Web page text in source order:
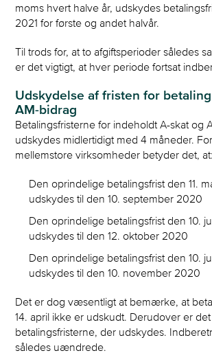
moms hvert halve år, udskydes
2021 for første og andet halvår.
Til trods for, at to afgiftsperioder således
er det vigtigt, at hver periode fortsat
Udskydelse af fristen for
AM-bidrag
Betalingsfristerne for indeholdt A-skat og
udskydes midlertidigt med 4 måneder.
mellemstore virksomheder betyder det, at:
Den oprindelige betalingsfrist den 11.
udskydes til den 10. september 2020
Den oprindelige betalingsfrist den 10.
udskydes til den 12. oktober 2020
Den oprindelige betalingsfrist den 10.
udskydes til den 10. november 2020
Det er dog væsentligt at bemærke, at
14. april ikke er udskudt. Derudover er
betalingsfristerne, der udskydes.
således uændrede.